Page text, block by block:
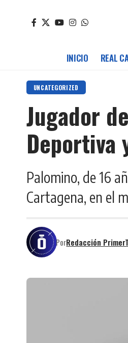
INICIO REAL
UNCATEGORIZED
Jugador
Deportiva
Palomino, de 16
Cartagena, en el
PorRedacción